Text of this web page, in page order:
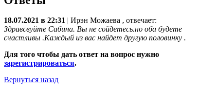
18.07.2021 в 22:31 Ирэн Можаева , отвечает:
Здравсвуйте Сабина. Вы не сойдетесь.но оба будете
счастливы .Каждый из вас найдет другую половинку .
Для того чтобы дать ответ на вопрос нужно
зарегистрироваться.
Вернуться назад